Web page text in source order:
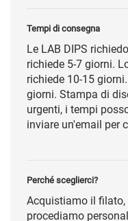
Tempi di consegna
Le LAB DIPS
richiede 5-7 giorni.
richiede 10-15
giorni. Stampa di
urgenti, i tempi
inviare un'email per
Perché sceglierci?
Acquistiamo il
procediamo